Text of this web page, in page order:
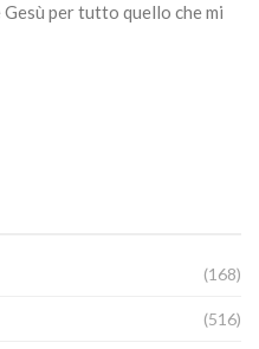
per tutto quello che mi
(168)
(516)